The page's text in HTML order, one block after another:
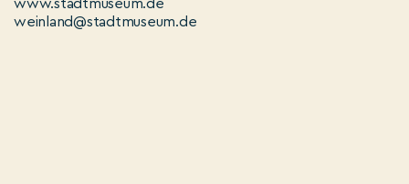
www.stadtmuseum.de
weinland@stadtmuseum.de